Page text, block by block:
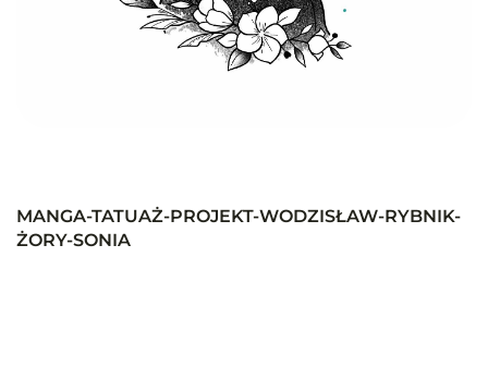
MANGA-TATUAŻ-PROJEKT-WODZISŁAW-RYBNIK-
ŻORY-SONIA